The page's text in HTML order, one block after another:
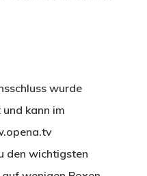
wurde
kann im
den wichtigsten